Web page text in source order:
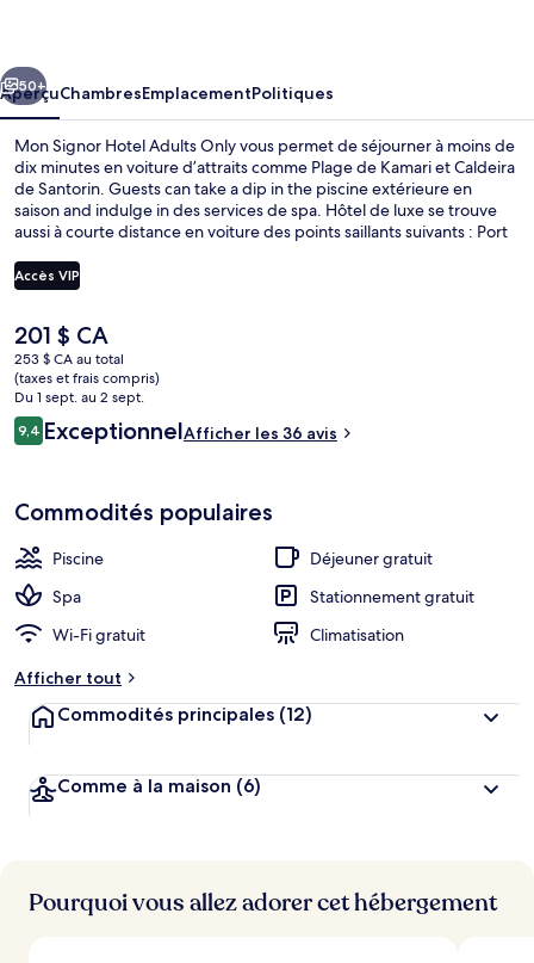
Adults
Only
Suivant
50+
AperçuChambresEmplacementPolitiques
Mon Signor Hotel Adults Only vous permet de séjourner à moins de
dix minutes en voiture d’attraits comme Plage de Kamari et Caldeira
de Santorin. Guests can take a dip in the piscine extérieure en
saison and indulge in des services de spa. Hôtel de luxe se trouve
aussi à courte distance en voiture des points saillants suivants : Port
Accès VIP
Le
prix
actuel
est
de 201 $ CA
201 $ CA
253 $ CA au total
(taxes et frais compris)
Du 1 sept. au 2 sept.
Avis
9,49,4 sur 10 –
ExceptionnelAfficher les 36 avis
Commodités populaires
Piscine
Déjeuner gratuit
Spa
Stationnement gratuit
Wi-Fi gratuit
Climatisation
Afficher tout
Commodités principales (12)
Comme à la maison (6)
Pourquoi vous allez adorer cet hébergement